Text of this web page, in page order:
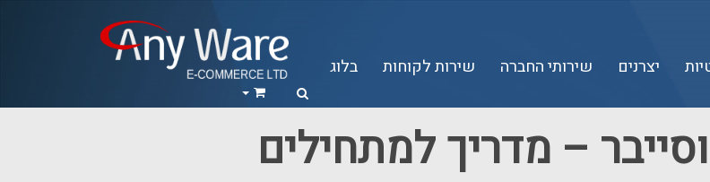
יצרנים שירותי החברה שירות לקוחות בלוג
– מדריך למתחילים